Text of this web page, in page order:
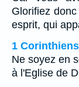
Glorifiez
esprit, qui
1
Ne soyez en
à l'Eglise de